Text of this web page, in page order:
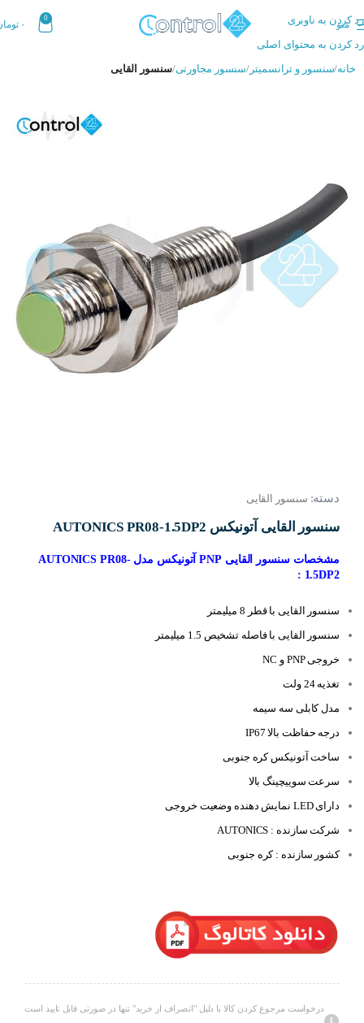
رد کردن به ناوبری
رد کردن به محتوای اصلی
منو
0
۰
خانه سنسور و ترانسمیتر سنسور مجاورتی سنسور القایی
دسته: سنسور القایی
سنسور القایی آتونیکس AUTONICS PR08-1.5DP2
مشخصات سنسور القایی PNP آتونیکس مدل AUTONICS PR08-
1.5DP2 :
سنسور القایی با قطر 8 میلیمتر
سنسور القایی با فاصله تشخیص 1.5 میلیمتر
خروجی PNP و NC
تغذیه 24 ولت
مدل کابلی سه سیمه
درجه حفاظت بالا IP67
ساخت آتونیکس کره جنوبی
سرعت سوییچینگ بالا
دارای LED نمایش دهنده وضعیت خروجی
شرکت سازنده : AUTONICS
کشور سازنده : کره جنوبی
درخواست مرجوع کردن کالا با دلیل "انصراف از خرید" تنها در صورتی قابل تایید است